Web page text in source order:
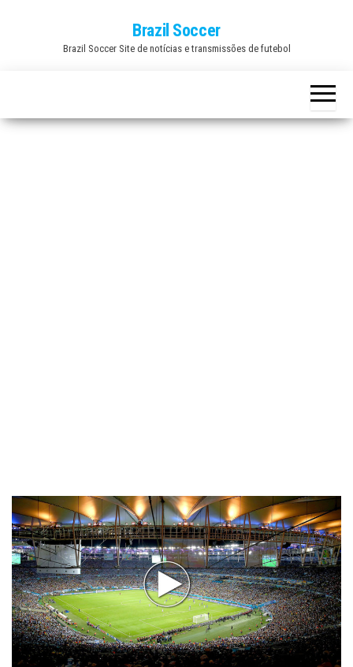
Brazil Soccer
Brazil Soccer Site de notícias e transmissões de futebol